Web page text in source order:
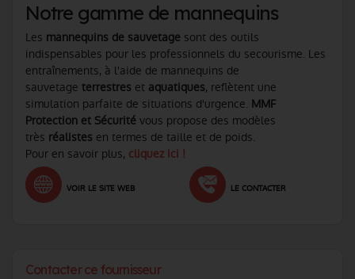
Notre gamme de mannequins
Les mannequins de sauvetage sont des outils
indispensables pour les professionnels du secourisme. Les
entraînements, à l'aide de mannequins de
sauvetage terrestres et aquatiques, reflètent une
simulation parfaite de situations d'urgence. MMF
Protection et Sécurité vous propose des modèles
très réalistes en termes de taille et de poids.
Pour en savoir plus, cliquez ici !
VOIR LE SITE WEB LE CONTACTER
Contacter ce fournisseur